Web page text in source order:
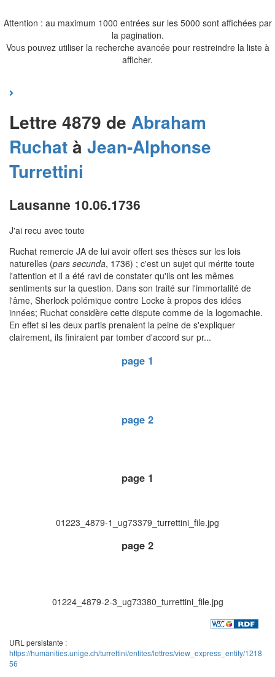
Attention : au maximum 1000 entrées sur les 5000 sont affichées par
la pagination.
Vous pouvez utiliser la recherche avancée pour restreindre la liste à
afficher.
Lettre 4879 de Abraham
Ruchatà Jean-Alphonse
Turrettini
Lausanne 10.06.1736
J'ai recu avec toute
Ruchat remercie JA de lui avoir offert ses thèses sur les lois
naturelles (pars secunda, 1736) ; c'est un sujet qui mérite toute
l'attention et il a été ravi de constater qu'ils ont les mêmes
sentiments sur la question. Dans son traité sur l'immortalité de
l'âme, Sherlock polémique contre Locke à propos des idées
innées; Ruchat considère cette dispute comme de la logomachie.
En effet si les deux partis prenaient la peine de s'expliquer
clairement, ils finiraient par tomber d'accord sur pr...
page 1
page 2
page 1
01223_4879-1_ug73379_turrettini_file.jpg
page 2
01224_4879-2-3_ug73380_turrettini_file.jpg
URL persistante :
https://humanities.unige.ch/turrettini/entites/lettres/view_express_entity/1218
56